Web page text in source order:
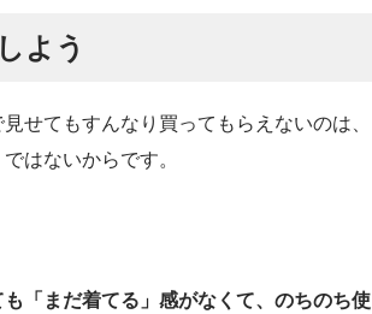
よう
せてもすんなり買ってもらえないのは、
はないからです。
「まだ着てる」感がなくて、のちのち使